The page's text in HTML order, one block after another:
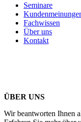
Seminare
Fachwissen
Über uns
Kontakt
ÜBER UNS
Wir beantworten Ihnen